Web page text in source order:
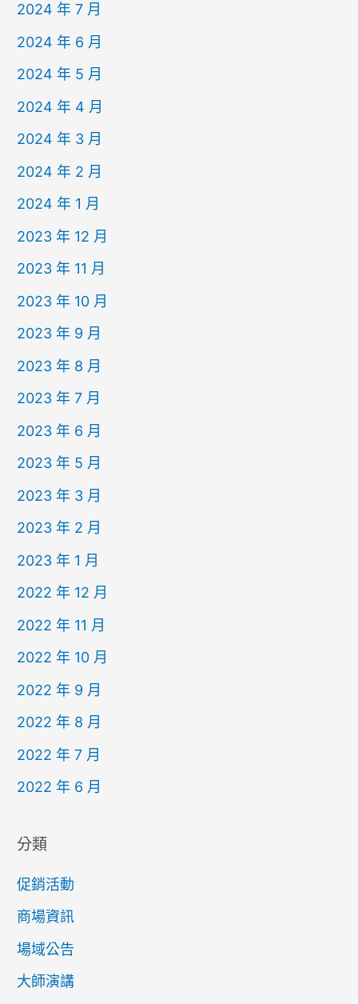
2024 年 7 月
2024 年 6 月
2024 年 5 月
2024 年 4 月
2024 年 3 月
2024 年 2 月
2024 年 1 月
2023 年 12 月
2023 年 11 月
2023 年 10 月
2023 年 9 月
2023 年 8 月
2023 年 7 月
2023 年 6 月
2023 年 5 月
2023 年 3 月
2023 年 2 月
2023 年 1 月
2022 年 12 月
2022 年 11 月
2022 年 10 月
2022 年 9 月
2022 年 8 月
2022 年 7 月
2022 年 6 月
分類
促銷活動
商場資訊
場域公告
大師演講